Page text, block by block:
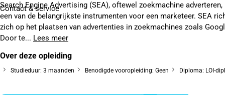
Contact& service
Search Engine Advertising (SEA), oftewel zoekmachine adverteren,
een van de belangrijkste instrumenten voor een marketeer. SEA
zich op het plaatsen van advertenties in zoekmachines zoals
Door te... Lees meer
Over deze opleiding
Studieduur: 3 maanden Benodigde vooropleiding: Geen Diploma: LOI-